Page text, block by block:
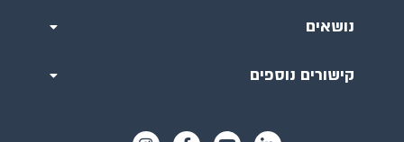
נושאים
קישורים נוספים